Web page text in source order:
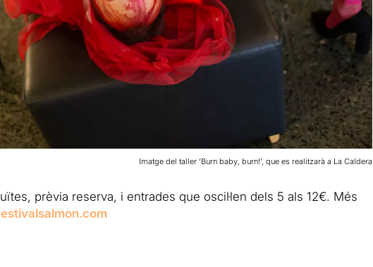
Imatge del taller ‘Burn baby, burn!’, que es realitzarà a La Caldera
prèvia reserva, i entrades que oscil·len dels 5 als 12€. Més